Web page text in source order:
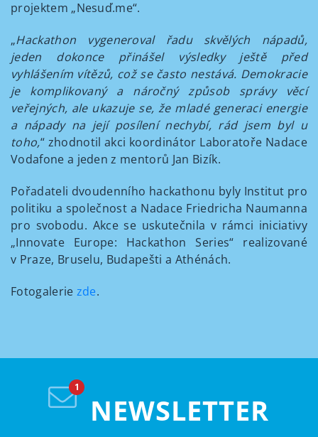
projektem „Nesuď.me“.
„Hackathon vygeneroval řadu skvělých nápadů,
jeden dokonce přinášel výsledky ještě před
vyhlášením vítězů, což se často nestává. Demokracie
je komplikovaný a náročný způsob správy věcí
veřejných, ale ukazuje se, že mladé generaci energie
a nápady na její posílení nechybí, rád jsem byl u
toho,“ zhodnotil akci koordinátor Laboratoře Nadace
Vodafone a jeden z mentorů Jan Bizík.
Pořadateli dvoudenního hackathonu byly Institut pro
politiku a společnost a Nadace Friedricha Naumanna
pro svobodu. Akce se uskutečnila v rámci iniciativy
„Innovate Europe: Hackathon Series“ realizované
v Praze, Bruselu, Budapešti a Athénách.
Fotogalerie zde.
NEWSLETTER